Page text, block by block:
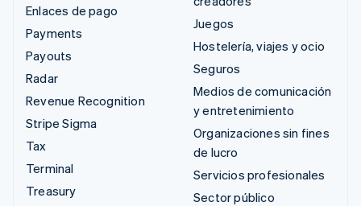
Enlaces de pago
Payments
Payouts
Radar
Revenue Recognition
Stripe Sigma
Tax
Terminal
Treasury
Juegos
Hostelería, viajes y ocio
Seguros
Medios de comunicación
y entretenimiento
Organizaciones sin fines
de lucro
Servicios profesionales
Sector público